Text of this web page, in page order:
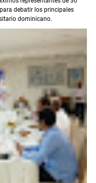
debatir los principales
dominicano.